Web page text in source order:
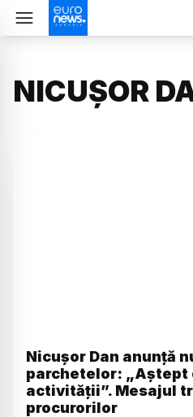
NICUȘOR
Nicușor Dan anunță
parchetelor: „Aștept
activității”. Mesajul
procurorilor